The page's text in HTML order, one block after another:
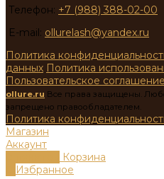
Телефон: +7 (988) 388-02-00
E-mail: ollurelash@yandex.ru
Политика
данных Политика
Пользовательское соглашение
ollure.ru Все права защищены.
запрещено правообладателем.
Политика
Магазин
Аккаунт
Корзина
Избранное